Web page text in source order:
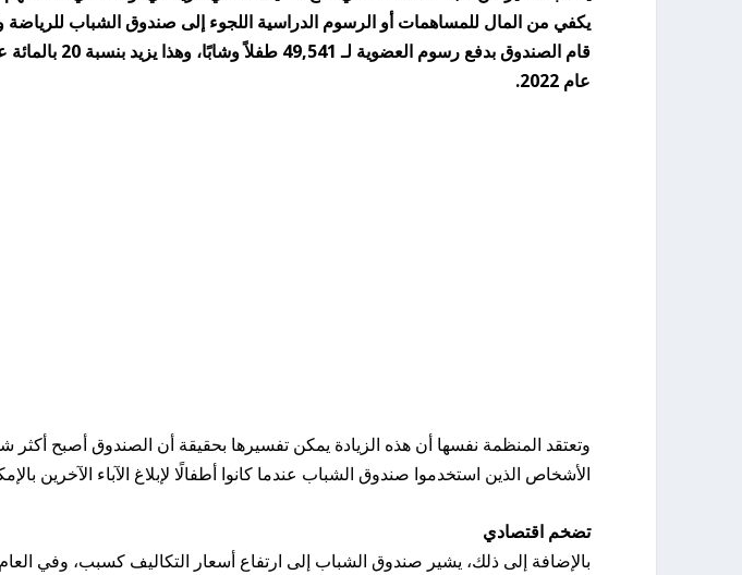
يكفي من المال للمساهمات أو الرسوم الدراسية اللجوء إلى صندوق الشباب للرياضة
قام الصندوق بدفع
عام 2022.
وتعتقد المنظمة نفسها أن هذه الزيادة يمكن تفسيرها بحقيقة أن الصندوق أصبح أكثر
الأشخاص الذين استخدموا صندوق الشباب عندما كانوا أطفالًا لإبلاغ الآباء الآخرين
تضخم اقتصادي
بالإضافة إلى ذلك، يشير صندوق الشباب إلى ارتفاع أسعار التكاليف كسبب، وفي